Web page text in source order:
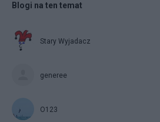
Blogi na ten temat
Stary Wyjadacz
generee
O123